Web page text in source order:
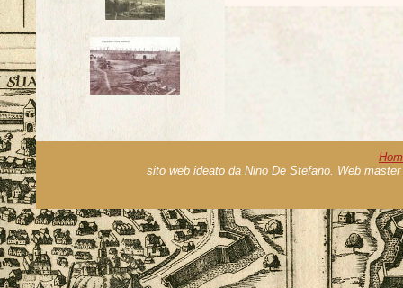
sito web ideato da Nino De Stefano. Web